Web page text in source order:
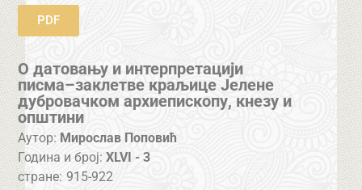
PDF
О датовању и интерпретацији
писма–заклетве краљице Јелене
дубровачком архиепископу, кнезу и
општини
Аутор: Мирослав Поповић
Година и број:XLVI - 3
стране: 915-922